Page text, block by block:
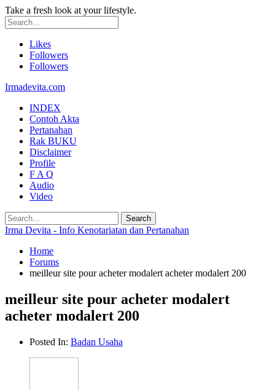
Take a fresh look at your lifestyle.
Likes
Followers
Followers
Irmadevita.com
INDEX
Contoh Akta
Pertanahan
Rak BUKU
Disclaimer
Profile
F A Q
Audio
Video
Irma Devita - Info Kenotariatan dan Pertanahan
Home
Forums
meilleur site pour acheter modalert acheter modalert 200
meilleur site pour acheter modalert
acheter modalert 200
Posted In: Badan Usaha